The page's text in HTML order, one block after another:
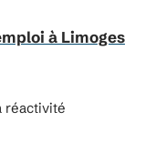
à Limoges
réactivité